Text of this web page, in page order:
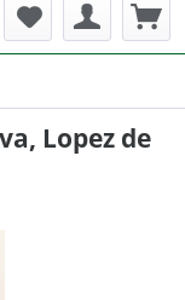
Lopez de